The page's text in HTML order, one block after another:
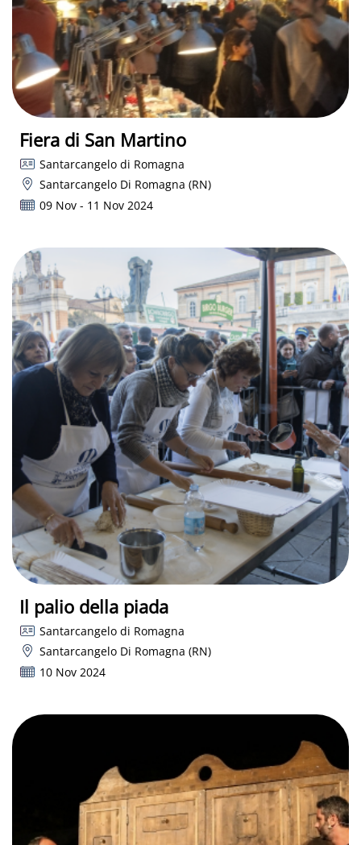
Fiera di San Martino
Santarcangelo di Romagna
Santarcangelo Di Romagna (RN)
09 Nov - 11 Nov 2024
Il palio della piada
Santarcangelo di Romagna
Santarcangelo Di Romagna (RN)
10 Nov 2024